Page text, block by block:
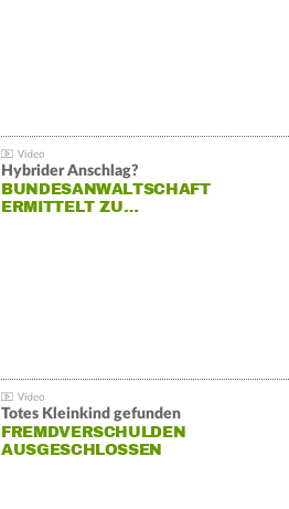
Hybrider Anschlag?
BUNDESANWALTSCHAFT
ERMITTELT ZU…
Totes Kleinkind gefunden
FREMDVERSCHULDEN
AUSGESCHLOSSEN